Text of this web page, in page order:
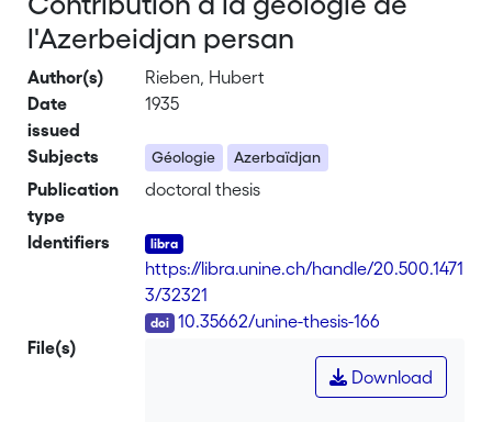
l'Azerbeidjan persan
Author(s)
Rieben, Hubert
Date
issued
1935
Subjects Géologie Azerbaïdjan
Publication
type
doctoral thesis
Identifiers
https://libra.unine.ch/handle/20.500.1471
3/32321
10.35662/unine-thesis-166
File(s)
Download